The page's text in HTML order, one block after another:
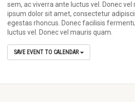
sem, ac viverra ante luctus vel. Donec
ipsum dolor sit amet, consectetur
egestas rhoncus. Donec facilisis
luctus vel. Donec vel mauris quam.
SAVE EVENT TO CALENDAR